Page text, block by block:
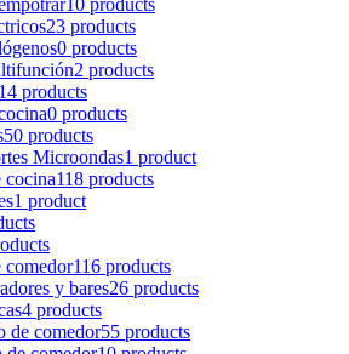
23 products
0 products
2 products
14 products
0 products
50 products
Microondas1 product
cocina118 products
1 product
comedor116 products
y bares26 products
4 products
de comedor55 products